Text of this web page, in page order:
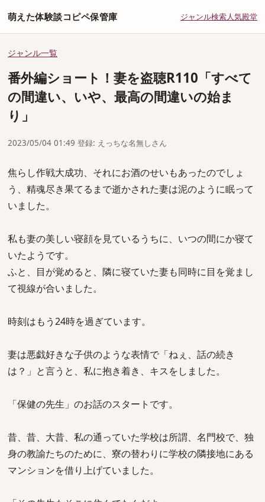
萌えた体験談コピペ保管庫 ジャンル検索人気殿堂
ジャンル一覧
番外編ショート！妻を盗聴R110「すべて
の間違い、いや、最高の間違いの始ま
り」
2023/05/04 01:49 登録: えっちな名無しさん
焦らし作戦大成功、それにお酒のせいもあったのでしょ
う、精魂尽き果てるまで逝かされた妻は泥のように眠って
いました。
私も妻の美しい寝顔を見ているうちに、いつの間にか寝て
いたようです。
ふと、目が覚めると、隣に寝ていた妻も同時に目を覚まし
て視線が合いました。
時刻はもう24時を過ぎています。
妻は悪戯好きな子供のような表情で「ねぇ、話の続き
は？」と言うと、私に抱き着き、キスをしました。
「保健の先生」のお話のスタートです。
昔、昔、大昔、私の通っていた学校は所謂、名門校で、独
身の教諭たちのために、寮の替わりに学校の隣接地にある
マンションを借り上げていました。